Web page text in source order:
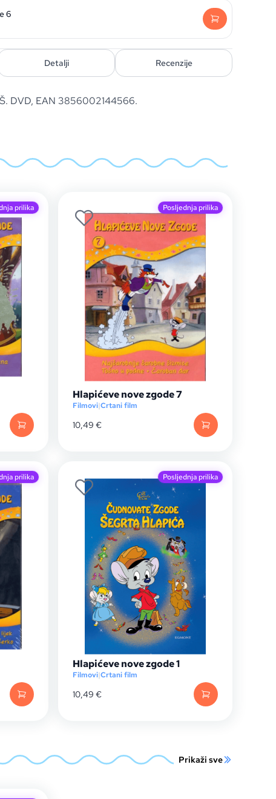
6
Detalji Recenzije
DVD, EAN 3856002144566.
prilika Posljednja prilika
Hlapićeve nove zgode 7
Filmovi|Crtani film
10,49 €
prilika Posljednja prilika
Hlapićeve nove zgode 1
Filmovi|Crtani film
10,49 €
Prikaži sve